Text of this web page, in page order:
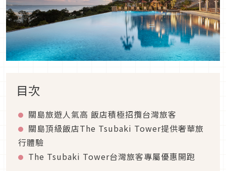
目次
關島旅遊人氣高 飯店積極招攬台灣旅客
關島頂級飯店The Tsubaki Tower提供奢華旅
行體驗
The Tsubaki Tower台灣旅客專屬優惠開跑